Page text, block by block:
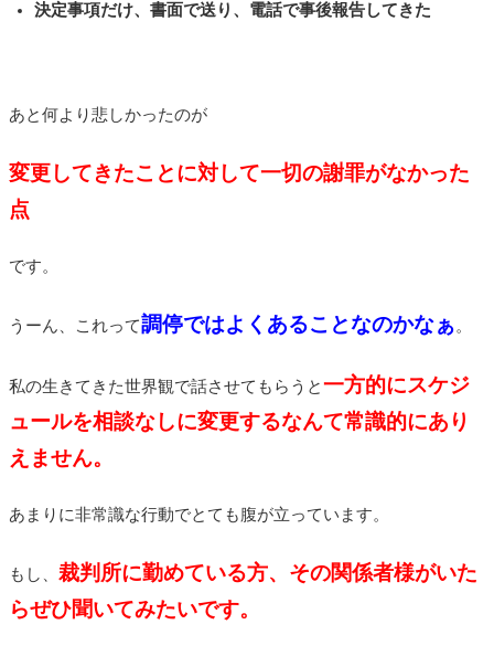
決定事項だけ、書面で送り、電話で事後報告してきた
あと何より悲しかったのが
変更してきたことに対して一切の謝罪がなかった
点
です。
うーん、これって調停ではよくあることなのかなぁ。
私の生きてきた世界観で話させてもらうと一方的にスケジ
ュールを相談なしに変更するなんて常識的にあり
えません。
あまりに非常識な行動でとても腹が立っています。
もし、 裁判所に勤めている方、その関係者様がいた
らぜひ聞いてみたいです。